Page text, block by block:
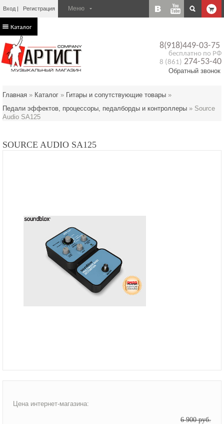
Вход Регистрация
8(918)449-03-75
бесплатно по РФ
8 (861) 274-53-40
Обратный звонок
Каталог
Главная » Каталог » Гитары и сопутствующие товары »
Педали эффектов, процессоры, педалборды и контроллеры » Source
Audio SA125
SOURCE AUDIO SA125
Цена интернет-магазина:
6 900 руб.